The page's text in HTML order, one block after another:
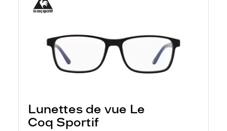
Lunettes de vue Le
Coq Sportif